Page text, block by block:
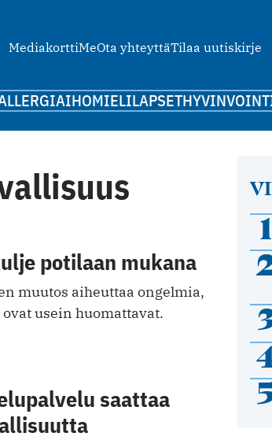
MediakorttiMeOta yhteyttäTilaa uutiskirje
IHOMIELILAPSET
potilaan mukana
muutos aiheuttaa ongelmia,
usein huomattavat.
saattaa
1